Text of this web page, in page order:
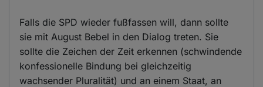
Falls die SPD wieder fußfassen will, dann sollte
sie mit August Bebel in den Dialog treten. Sie
sollte die Zeichen der Zeit erkennen (schwindende
konfessionelle Bindung bei gleichzeitig
wachsender Pluralität) und an einem Staat, an